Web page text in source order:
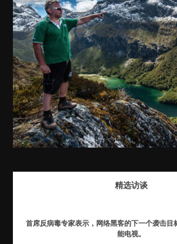
精选访谈
首席反病毒专家表示，网络黑客的下一个袭击目
能电视。